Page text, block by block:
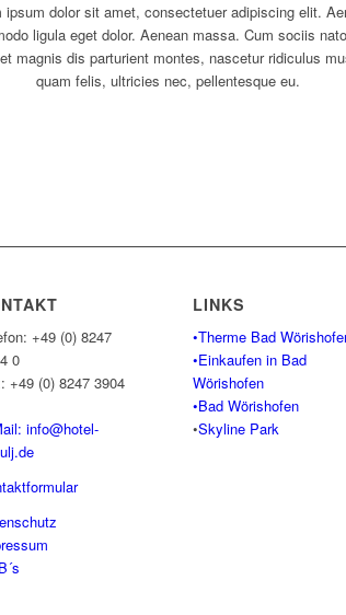
ipsum dolor sit amet, consectetuer adipiscing elit.
ligula eget dolor. Aenean massa. Cum sociis
magnis dis parturient montes, nascetur ridiculus
quam felis, ultricies nec, pellentesque eu.
+49 (0) 8247
0
+49 (0) 8247 3904
info@hotel-
de
LINKS
•Therme Bad
•Einkaufen in Bad
Wörishofen
•Bad Wörishofen
•Skyline Park